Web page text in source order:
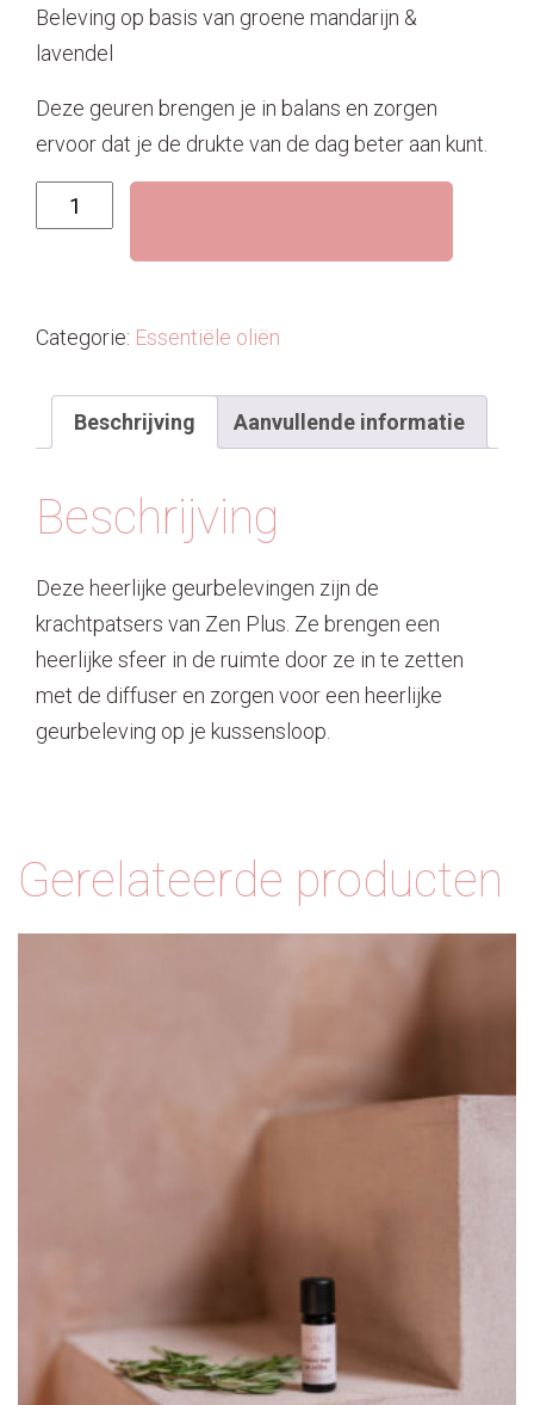
Beleving op basis van groene mandarijn &
lavendel
Deze geuren brengen je in balans en zorgen
ervoor dat je de drukte van de dag beter aan kunt.
Essentiële
olie
aantal
Categorie: Essentiële oliën
Beschrijving Aanvullende informatie
Beschrijving
Deze heerlijke geurbelevingen zijn de
krachtpatsers van Zen Plus. Ze brengen een
heerlijke sfeer in de ruimte door ze in te zetten
met de diffuser en zorgen voor een heerlijke
geurbeleving op je kussensloop.
Gerelateerde producten